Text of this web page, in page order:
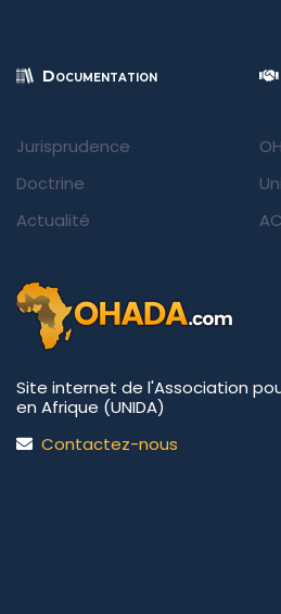
Documentation
Jurisprudence
Doctrine
Actualité
Site internet de l'Association
en Afrique (UNIDA)
Contactez-nous